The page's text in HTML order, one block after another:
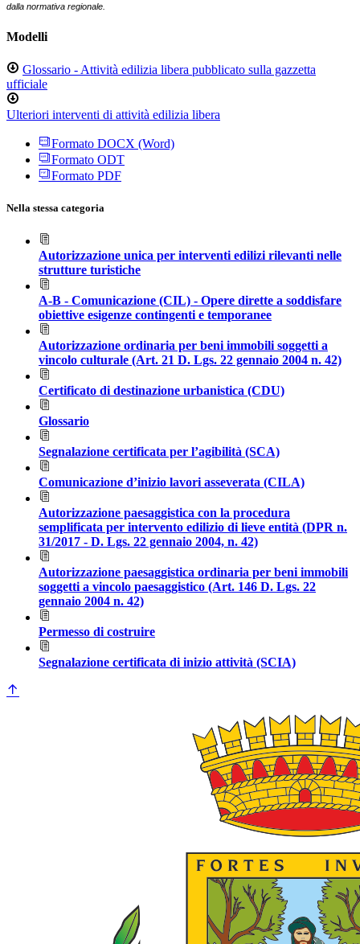
dalla normativa regionale.
Modelli
Glossario - Attività edilizia libera pubblicato sulla gazzetta
ufficiale
Ulteriori interventi di attività edilizia libera
Formato DOCX (Word)
Formato ODT
Formato PDF
Nella stessa categoria
Autorizzazione unica per interventi edilizi rilevanti nelle
strutture turistiche
A-B - Comunicazione (CIL) - Opere dirette a soddisfare
obiettive esigenze contingenti e temporanee
Autorizzazione ordinaria per beni immobili soggetti a
vincolo culturale (Art. 21 D. Lgs. 22 gennaio 2004 n. 42)
Certificato di destinazione urbanistica (CDU)
Glossario
Segnalazione certificata per l’agibilità (SCA)
Comunicazione d’inizio lavori asseverata (CILA)
Autorizzazione paesaggistica con la procedura
semplificata per intervento edilizio di lieve entità (DPR n.
31/2017 - D. Lgs. 22 gennaio 2004, n. 42)
Autorizzazione paesaggistica ordinaria per beni immobili
soggetti a vincolo paesaggistico (Art. 146 D. Lgs. 22
gennaio 2004 n. 42)
Permesso di costruire
Segnalazione certificata di inizio attività (SCIA)